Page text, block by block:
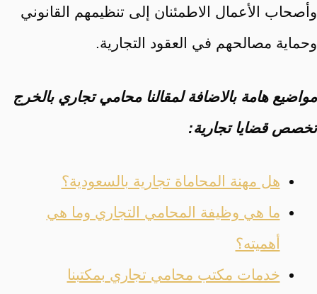
وأصحاب الأعمال الاطمئنان إلى تنظيمهم القانوني
وحماية مصالحهم في العقود التجارية.
مواضيع هامة بالاضافة لمقالنا محامي تجاري بالخرج
تخصص قضايا تجارية:
هل مهنة المحاماة تجارية بالسعودية؟
ما هي وظيفة المحامي التجاري وما هي
أهميته؟
خدمات مكتب محامي تجاري بمكتبنا